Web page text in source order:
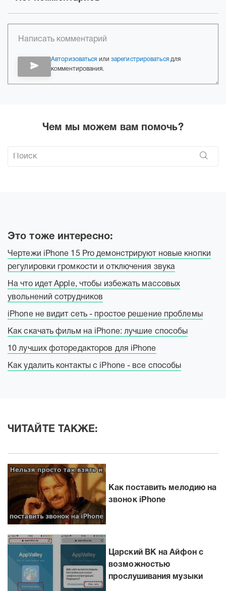
Авторизоваться или зарегистрироватьсядля
комментирования.
Чем мы можем вам помочь?
Это тоже интересно:
Чертежи iPhone 15 Pro демонстрируют новые кнопки
регулировки громкости и отключения звука
На что идет Apple, чтобы избежать массовых
увольнений сотрудников
iPhone не видит сеть - простое решение проблемы
Как скачать фильм на iPhone: лучшие способы
10 лучших фоторедакторов для iPhone
Как удалить контакты с iPhone - все способы
ЧИТАЙТЕ ТАКЖЕ:
Как поставить мелодию на
звонок iPhone
Царский ВК на Айфон с
возможностью
прослушивания музыки